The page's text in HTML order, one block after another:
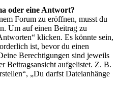
oder eine Antwort?
Forum zu eröffnen, musst du
Um auf einen Beitrag zu
klicken. Es könnte sein,
ist, bevor du einen
Berechtigungen sind jeweils
Beitragsansicht aufgelistet. Z. B.
„Du darfst Dateianhänge